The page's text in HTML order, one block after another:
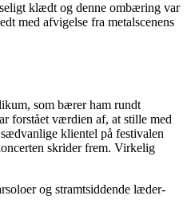
klædt og denne ombæring var
med afvigelse fra metalscenens
som bærer ham rundt
forstået værdien af, at stille med
klientel på festivalen
skrider frem. Virkelig
og stramtsiddende læder-